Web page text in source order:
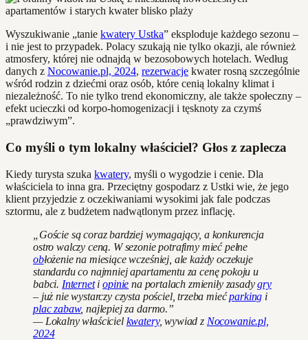
Wyszukiwanie „tanie kwatery Ustka” eksploduje każdego sezonu –
i nie jest to przypadek. Polacy szukają nie tylko okazji, ale również
atmosfery, której nie odnajdą w bezosobowych hotelach. Według
danych z Nocowanie.pl, 2024, rezerwacje kwater rosną szczególnie
wśród rodzin z dziećmi oraz osób, które cenią lokalny klimat i
niezależność. To nie tylko trend ekonomiczny, ale także społeczny –
efekt ucieczki od korpo-homogenizacji i tęsknoty za czymś
„prawdziwym”.
Co myśli o tym lokalny właściciel? Głos z zaplecza
Kiedy turysta szuka kwatery, myśli o wygodzie i cenie. Dla
właściciela to inna gra. Przeciętny gospodarz z Ustki wie, że jego
klient przyjedzie z oczekiwaniami wysokimi jak fale podczas
sztormu, ale z budżetem nadwątlonym przez inflację.
„Goście są coraz bardziej wymagający, a konkurencja
ostro walczy ceną. W sezonie potrafimy mieć pełne
obłożenie na miesiące wcześniej, ale każdy oczekuje
standardu co najmniej apartamentu za cenę pokoju u
babci. Internetiopinie na portalach zmieniły zasadygry
– już nie wystarczy czysta pościel, trzeba miećparking i
plac zabaw, najlepiej za darmo.”
— Lokalny właściciel kwatery, wywiad z Nocowanie.pl,
2024